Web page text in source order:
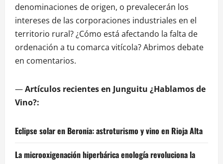
denominaciones de origen, o prevalecerán los
intereses de las corporaciones industriales en el
territorio rural? ¿Cómo está afectando la falta de
ordenación a tu comarca vitícola? Abrimos debate
en comentarios.
—Artículos recientes en Junguitu ¿Hablamos de
Vino?:
Eclipse solar en Beronia: astroturismo y vino en Rioja Alta
La microoxigenación hiperbárica enología revoluciona la